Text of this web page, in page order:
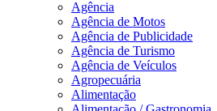
Agência
Agência de Motos
Agência de Publicidade
Agência de Turismo
Agência de Veículos
Agropecuária
Alimentação